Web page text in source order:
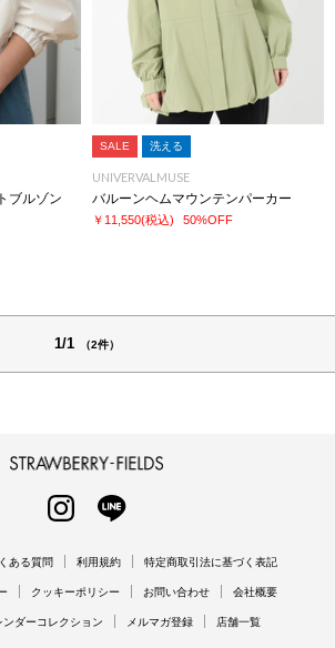
ブルゾン
SALE 洗える
UNIVERVALMUSE
バルーンヘムマウンテンパーカー
￥11,550(税込) 50%OFF
1/1 （2件）
INSTAGRAM
ある質問 利用規約 特定商取引法に基づく表記
クッキーポリシー お問い合わせ 会社概要
ンダーコレクション メルマガ登録 店舗一覧